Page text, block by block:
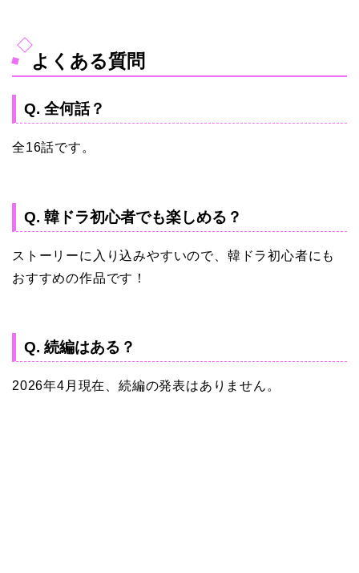
よくある質問
Q. 全何話？
全16話です。
Q. 韓ドラ初心者でも楽しめる？
ストーリーに入り込みやすいので、韓ドラ初心者にも
おすすめの作品です！
Q. 続編はある？
2026年4月現在、続編の発表はありません。